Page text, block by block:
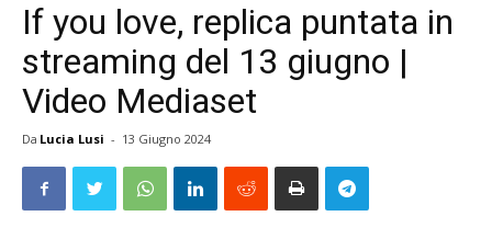
If you love, replica puntata in
streaming del 13 giugno |
Video Mediaset
Da Lucia Lusi - 13 Giugno 2024